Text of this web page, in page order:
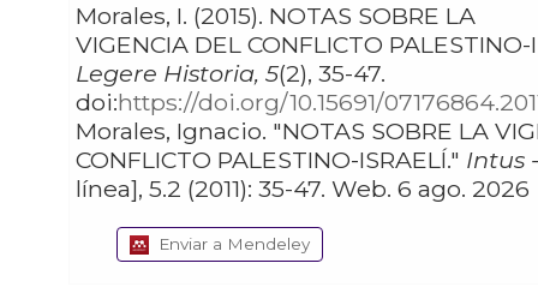
Morales, I. (2015). NOTAS SOBRE LA
VIGENCIA DEL CONFLICTO
Legere Historia, 5(2), 35-47.
doi:https://doi.org/10.15691/
Morales, Ignacio. "NOTAS SOBRE LA VIGENCIA DEL
CONFLICTO PALESTINO-ISRAELÍ." Intus
línea], 5.2 (2011): 35-47. Web. 6 ago. 2026
Enviar a Mendeley